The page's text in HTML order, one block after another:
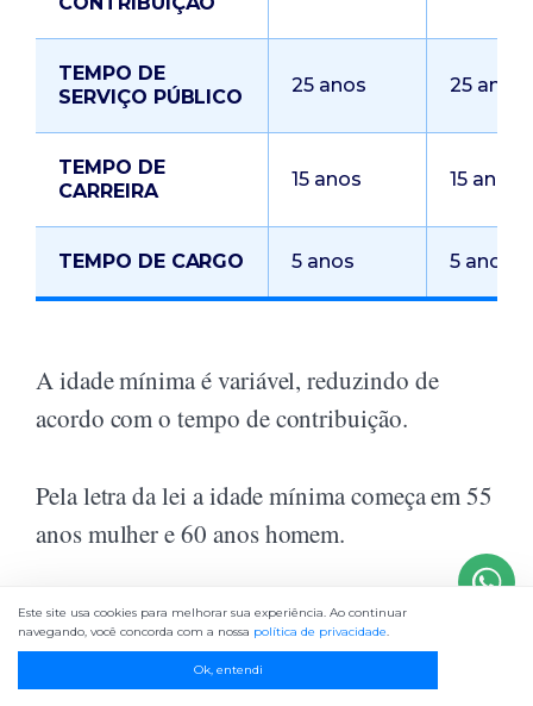
TEMPO DE
SERVIÇO PÚBLICO
25 anos 25 anos
TEMPO DE
CARREIRA
15 anos 15 anos
TEMPO DE CARGO 5 anos 5 anos
A idade mínima é variável, reduzindo de
acordo com o tempo de contribuição.
Pela letra da lei a idade mínima começa em 55
anos mulher e 60 anos homem.
A cada ano de contribuição acima do mínimo
(30 / 35 anos, mulher/homem), é reduzida a
idade mínima (55 / 60 anos, mulher/homem)
Este site usa cookies para melhorar sua experiência. Ao continuar
navegando, você concorda com a nossa política de privacidade.
Ok, entendi